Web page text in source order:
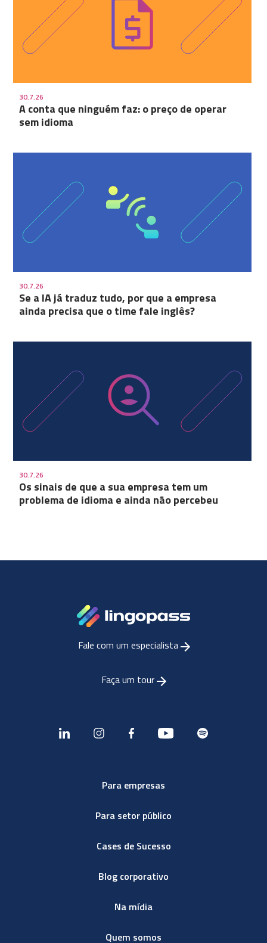
30.7.26
A conta que ninguém faz: o preço de operar
sem idioma
30.7.26
Se a IA já traduz tudo, por que a empresa
ainda precisa que o time fale inglês?
30.7.26
Os sinais de que a sua empresa tem um
problema de idioma e ainda não percebeu
Fale com um especialista
Faça um tour
Para empresas
Para setor público
Cases de Sucesso
Blog corporativo
Na mídia
Quem somos